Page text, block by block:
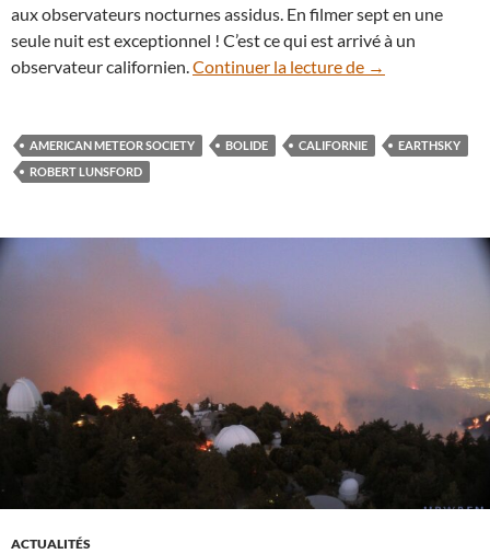
aux observateurs nocturnes assidus. En filmer sept en une
seule nuit est exceptionnel ! C’est ce qui est arrivé à un
observateur californien.Continuer la lecture de En vidéo : pluie
→
AMERICAN METEOR SOCIETY BOLIDE CALIFORNIE
EARTHSKY
ROBERT LUNSFORD
ACTUALITÉS